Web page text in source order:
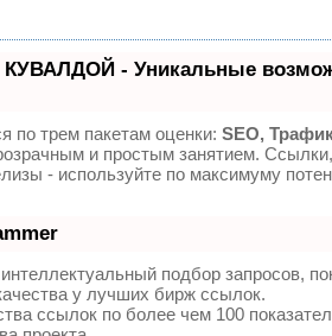
- Уникальные
по трем пакетам оценки: SEO,
и простым занятием.
- используйте по максимуму
подбор запросов,
у лучших бирж ссылок.
ссылок по более чем 100